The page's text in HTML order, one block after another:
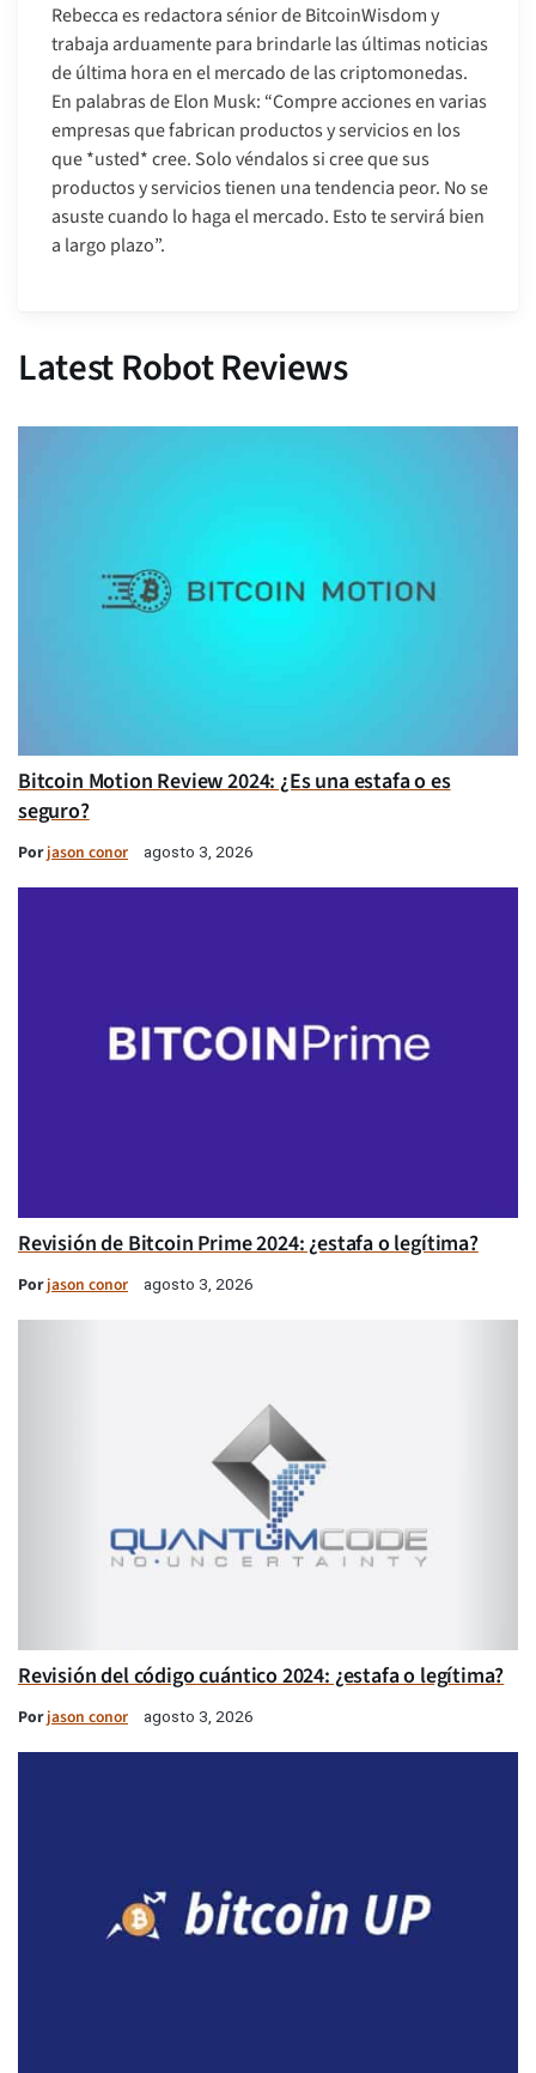
Rebecca es redactora sénior de BitcoinWisdom y
trabaja arduamente para brindarle las últimas noticias
de última hora en el mercado de las criptomonedas.
En palabras de Elon Musk: “Compre acciones en varias
empresas que fabrican productos y servicios en los
que *usted* cree. Solo véndalos si cree que sus
productos y servicios tienen una tendencia peor. No se
asuste cuando lo haga el mercado. Esto te servirá bien
a largo plazo”.
Latest Robot Reviews
Bitcoin Motion Review 2024: ¿Es una estafa o es
seguro?
Porjason conor agosto 3, 2026
Revisión de Bitcoin Prime 2024: ¿estafa o legítima?
Porjason conor agosto 3, 2026
Revisión del código cuántico 2024: ¿estafa o legítima?
Porjason conor agosto 3, 2026